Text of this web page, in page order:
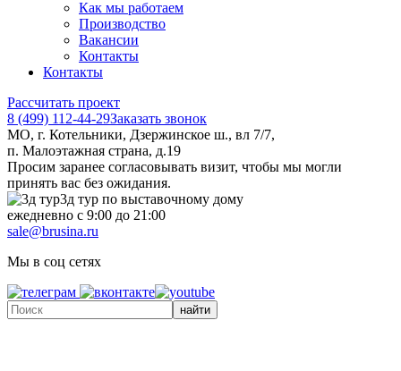
Как мы работаем
Производство
Вакансии
Контакты
Контакты
Рассчитать проект
8 (499) 112-44-29Заказать звонок
МО, г. Котельники, Дзержинское ш., вл 7/7,
п. Малоэтажная страна, д.19
Просим заранее согласовывать визит, чтобы мы могли
принять вас без ожидания.
3д тур по выставочному дому
ежедневно с 9:00 до 21:00
sale@brusina.ru
Мы в соц сетях
найти